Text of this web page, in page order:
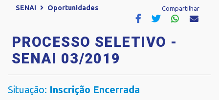
SENAI Oportunidades Compartilhar
PROCESSO SELETIVO -
SENAI 03/2019
Situação: Inscrição Encerrada